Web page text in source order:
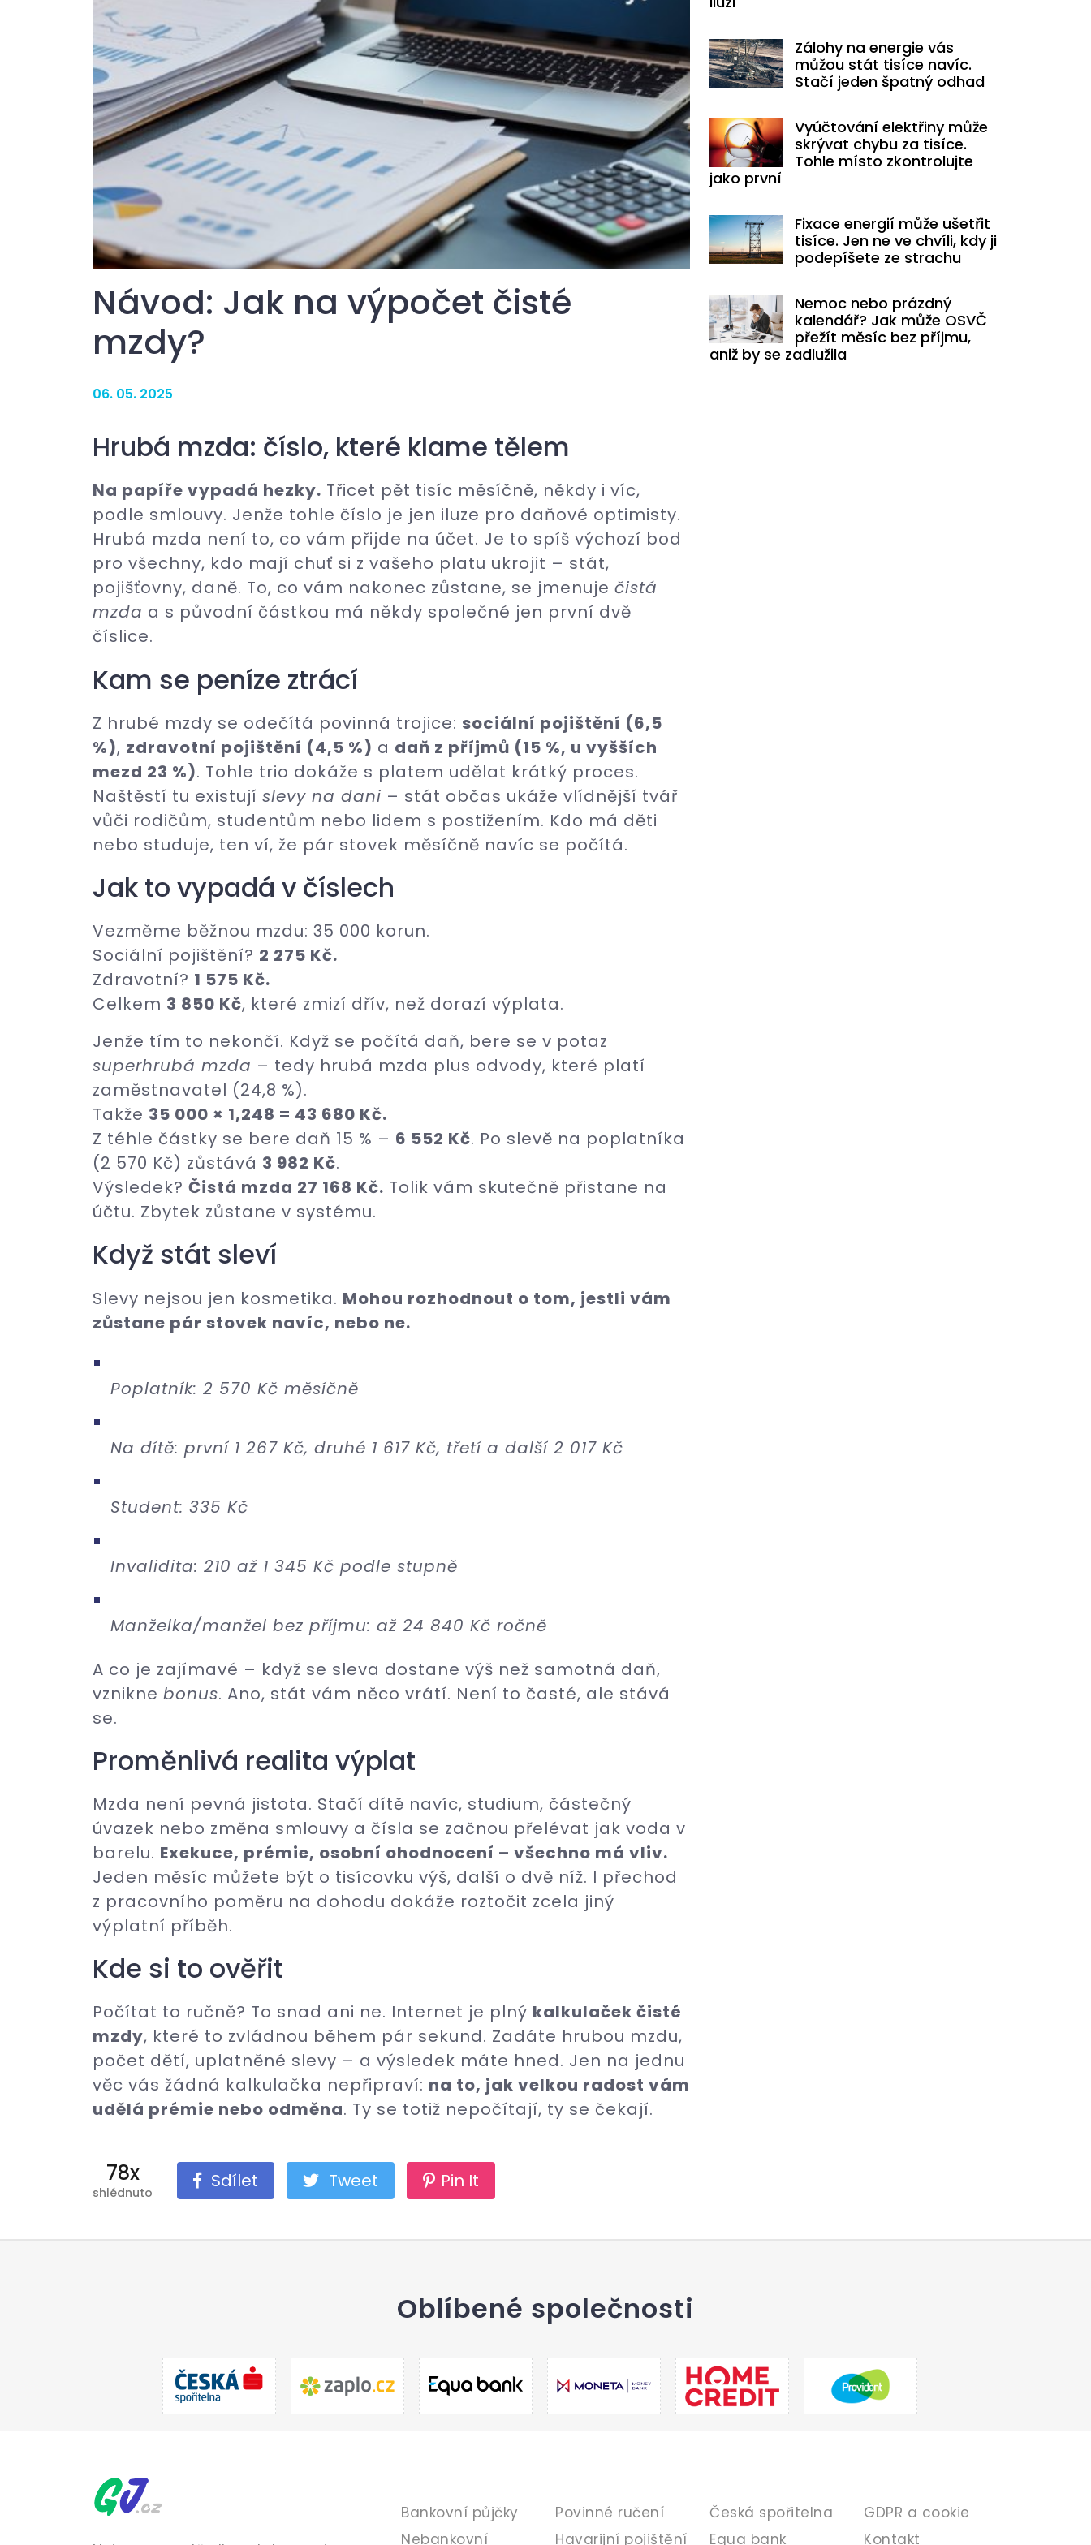
Návod: Jak na výpočet čisté
mzdy?
06. 05. 2025
Hrubá mzda: číslo, které klame tělem
Na papíře vypadá hezky. Třicet pět tisíc měsíčně, někdy i víc,
podle smlouvy. Jenže tohle číslo je jen iluze pro daňové optimisty.
Hrubá mzda není to, co vám přijde na účet. Je to spíš výchozí bod
pro všechny, kdo mají chuť si z vašeho platu ukrojit – stát,
pojišťovny, daně. To, co vám nakonec zůstane, se jmenuje čistá
mzda a s původní částkou má někdy společné jen první dvě
číslice.
Kam se peníze ztrácí
Z hrubé mzdy se odečítá povinná trojice: sociální pojištění (6,5
%), zdravotní pojištění (4,5 %) a daň z příjmů (15 %, u vyšších
mezd 23 %). Tohle trio dokáže s platem udělat krátký proces.
Naštěstí tu existují slevy na dani – stát občas ukáže vlídnější tvář
vůči rodičům, studentům nebo lidem s postižením. Kdo má děti
nebo studuje, ten ví, že pár stovek měsíčně navíc se počítá.
Jak to vypadá v číslech
Vezměme běžnou mzdu: 35 000 korun.
Sociální pojištění? 2 275 Kč.
Zdravotní? 1 575 Kč.
Celkem 3 850 Kč, které zmizí dřív, než dorazí výplata.
Jenže tím to nekončí. Když se počítá daň, bere se v potaz
superhrubá mzda – tedy hrubá mzda plus odvody, které platí
zaměstnavatel (24,8 %).
Takže 35 000 × 1,248 = 43 680 Kč.
Z téhle částky se bere daň 15 % – 6 552 Kč. Po slevě na poplatníka
(2 570 Kč) zůstává 3 982 Kč.
Výsledek? Čistá mzda 27 168 Kč. Tolik vám skutečně přistane na
účtu. Zbytek zůstane v systému.
Když stát sleví
Slevy nejsou jen kosmetika. Mohou rozhodnout o tom, jestli vám
zůstane pár stovek navíc, nebo ne.
Poplatník: 2 570 Kč měsíčně
Na dítě: první 1 267 Kč, druhé 1 617 Kč, třetí a další 2 017 Kč
Student: 335 Kč
Invalidita: 210 až 1 345 Kč podle stupně
Manželka/manžel bez příjmu: až 24 840 Kč ročně
A co je zajímavé – když se sleva dostane výš než samotná daň,
vznikne bonus. Ano, stát vám něco vrátí. Není to časté, ale stává
se.
Proměnlivá realita výplat
Mzda není pevná jistota. Stačí dítě navíc, studium, částečný
úvazek nebo změna smlouvy a čísla se začnou přelévat jak voda v
barelu. Exekuce, prémie, osobní ohodnocení – všechno má vliv.
Jeden měsíc můžete být o tisícovku výš, další o dvě níž. I přechod
z pracovního poměru na dohodu dokáže roztočit zcela jiný
výplatní příběh.
Kde si to ověřit
Počítat to ručně? To snad ani ne. Internet je plný kalkulaček čisté
mzdy, které to zvládnou během pár sekund. Zadáte hrubou mzdu,
počet dětí, uplatněné slevy – a výsledek máte hned. Jen na jednu
věc vás žádná kalkulačka nepřipraví: na to, jak velkou radost vám
udělá prémie nebo odměna. Ty se totiž nepočítají, ty se čekají.
78x
shlédnuto
Sdílet Tweet Pin It
Zálohy na energie vás
můžou stát tisíce navíc.
Stačí jeden špatný odhad
Vyúčtování elektřiny může
skrývat chybu za tisíce.
Tohle místo zkontrolujte
jako první
Fixace energií může ušetřit
tisíce. Jen ne ve chvíli, kdy ji
podepíšete ze strachu
Nemoc nebo prázdný
kalendář? Jak může OSVČ
přežít měsíc bez příjmu,
aniž by se zadlužila
Oblíbené společnosti
Bankovní půjčky
Nebankovní
Povinné ručení
Havarijní pojištění
Česká spořitelna
Equa bank
GDPR a cookie
Kontakt